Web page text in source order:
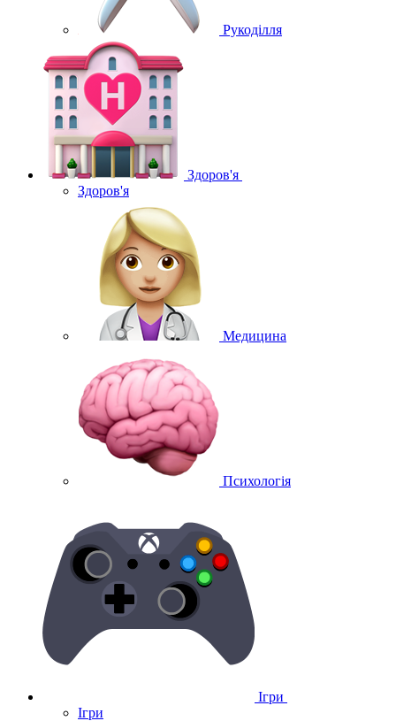
Рукоділля
Здоров'я
Здоров'я
Медицина
Психологія
Ігри
Ігри